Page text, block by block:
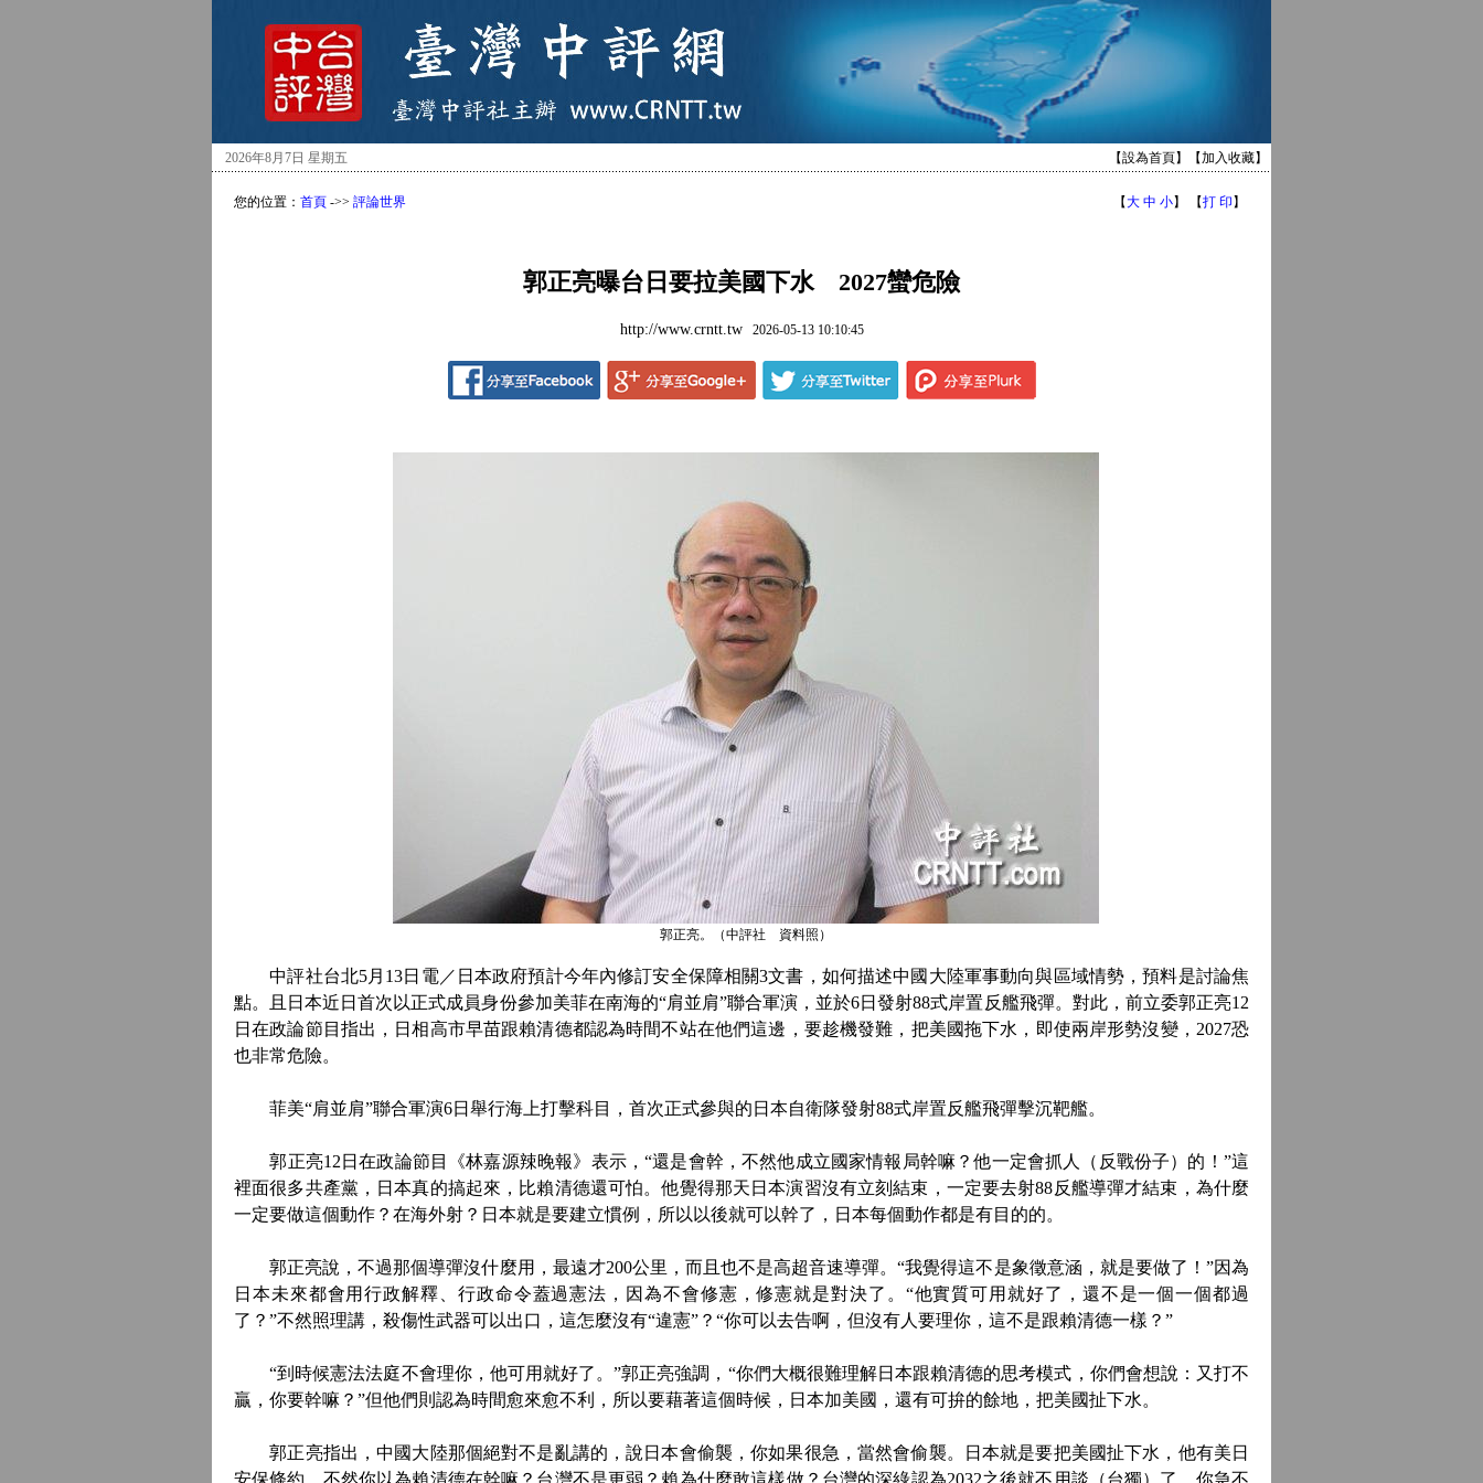
2026年8月7日 星期五 【設為首頁】【加入收藏】
您的位置： 首頁 ->> 評論世界 【大 中 小】 【打 印 】
郭正亮曝台日要拉美國下水 2027蠻危險
http://www.crntt.tw2026-05-13 10:10:45
郭正亮。（中評社 資料照）
中評社台北5月13日電／日本政府預計今年內修訂安全保障相關3文書，如何描述中國大陸軍事動向與區域情勢，預料是討論焦
點。且日本近日首次以正式成員身份參加美菲在南海的“肩並肩”聯合軍演，並於6日發射88式岸置反艦飛彈。對此，前立委郭正亮12
日在政論節目指出，日相高市早苗跟賴清德都認為時間不站在他們這邊，要趁機發難，把美國拖下水，即使兩岸形勢沒變，2027恐
也非常危險。
菲美“肩並肩”聯合軍演6日舉行海上打擊科目，首次正式參與的日本自衛隊發射88式岸置反艦飛彈擊沉靶艦。
郭正亮12日在政論節目《林嘉源辣晚報》表示，“還是會幹，不然他成立國家情報局幹嘛？他一定會抓人（反戰份子）的！”這
裡面很多共產黨，日本真的搞起來，比賴清德還可怕。他覺得那天日本演習沒有立刻結束，一定要去射88反艦導彈才結束，為什麼
一定要做這個動作？在海外射？日本就是要建立慣例，所以以後就可以幹了，日本每個動作都是有目的的。
郭正亮說，不過那個導彈沒什麼用，最遠才200公里，而且也不是高超音速導彈。“我覺得這不是象徵意涵，就是要做了！”因為
日本未來都會用行政解釋、行政命令蓋過憲法，因為不會修憲，修憲就是對決了。“他實質可用就好了，還不是一個一個都過
了？”不然照理講，殺傷性武器可以出口，這怎麼沒有“違憲”？“你可以去告啊，但沒有人要理你，這不是跟賴清德一樣？”
“到時候憲法法庭不會理你，他可用就好了。”郭正亮強調，“你們大概很難理解日本跟賴清德的思考模式，你們會想說：又打不
贏，你要幹嘛？”但他們則認為時間愈來愈不利，所以要藉著這個時候，日本加美國，還有可拚的餘地，把美國扯下水。
郭正亮指出，中國大陸那個絕對不是亂講的，說日本會偷襲，你如果很急，當然會偷襲。日本就是要把美國扯下水，他有美日
安保條約。不然你以為賴清德在幹嘛？台灣不是更弱？賴為什麼敢這樣做？台灣的深綠認為2032之後就不用談（台獨）了，你急不